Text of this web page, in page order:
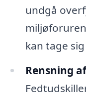
undgå
kan tage
Rensning